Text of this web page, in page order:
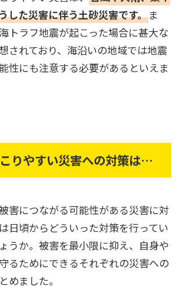
した災害に伴う土砂災害です。ま
トラフ地震が起こった場合に甚大な
されており、海沿いの地域では地震
性にも注意する必要があるといえま
りやすい災害への対策は…
害につながる可能性がある災害に対
日頃からどういった対策を行ってい
うか。被害を最小限に抑え、自身や
るためにできるそれぞれの災害への
めました。